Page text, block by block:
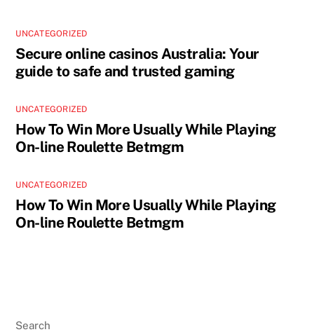
UNCATEGORIZED
Secure online casinos Australia: Your
guide to safe and trusted gaming
UNCATEGORIZED
How To Win More Usually While Playing
On-line Roulette Betmgm
UNCATEGORIZED
How To Win More Usually While Playing
On-line Roulette Betmgm
Search